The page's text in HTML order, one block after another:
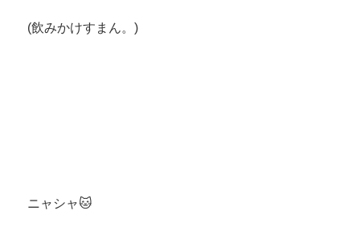
(飲みかけすまん。)
ニャシャ🐱